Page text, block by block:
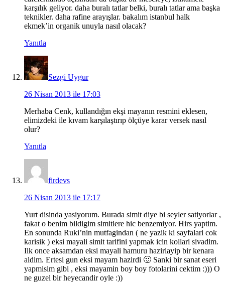
karşılık geliyor. daha buralı tatlar belki, buralı tatlar ama başka
teknikler. daha rafine arayışlar. bakalım istanbul halk
ekmek’in organik unuyla nasıl olacak?
Yanıtla
Sezgi Uygur
26 Nisan 2013 ile 17:03
Merhaba Cenk, kullandığın ekşi mayanın resmini eklesen,
elimizdeki ile kıvam karşılaştırıp ölçüye karar versek nasıl
olur?
Yanıtla
firdevs
26 Nisan 2013 ile 17:17
Yurt disinda yasiyorum. Burada simit diye bi seyler satiyorlar ,
fakat o benim bildigim simitlere hic benzemiyor. Hirs yaptim.
En sonunda Ruki’nin mutfagindan ( ne yazik ki sayfalari cok
karisik ) eksi mayali simit tarifini yapmak icin kollari sivadim.
Ilk once aksamdan eksi mayali hamuru hazirlayip bir kenara
aldim. Ertesi gun eksi mayam hazirdi 🙂 Sanki bir sanat eseri
yapmisim gibi , eksi mayamin boy boy fotolarini cektim :))) O
ne guzel bir heyecandir oyle :))